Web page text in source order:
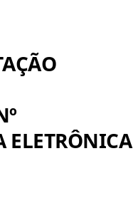
ELETRÔNICA